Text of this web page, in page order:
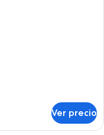
Ver precio